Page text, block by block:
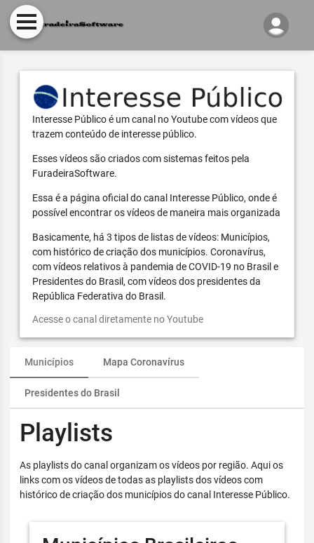
Interesse Público é um canal no Youtube com vídeos que
trazem conteúdo de interesse público.
Esses vídeos são criados com sistemas feitos pela
FuradeiraSoftware.
Essa é a página oficial do canal Interesse Público, onde é
possível encontrar os vídeos de maneira mais organizada
Basicamente, há 3 tipos de listas de vídeos: Municípios,
com histórico de criação dos municípios. Coronavírus,
com vídeos relativos à pandemia de COVID-19 no Brasil e
Presidentes do Brasil, com vídeos dos presidentes da
República Federativa do Brasil.
Acesse o canal diretamente no Youtube
Municípios Mapa Coronavírus
Presidentes do Brasil
Playlists
As playlists do canal organizam os vídeos por região. Aqui os
links com os vídeos de todas as playlists dos vídeos com
histórico de criação dos municípios do canal Interesse Público.